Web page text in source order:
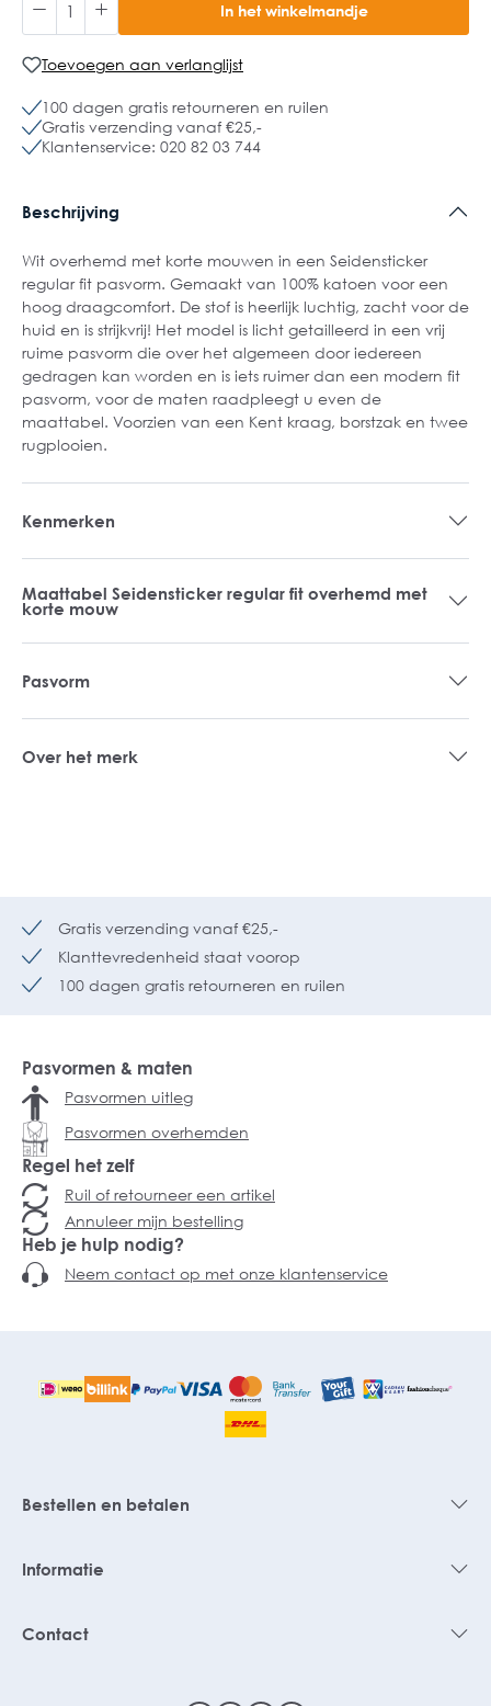
In het winkelmandje
Toevoegen aan verlanglijst
100 dagen gratis retourneren en ruilen
Gratis verzending vanaf €25,-
Klantenservice: 020 82 03 744
Beschrijving
Wit overhemd met korte mouwen in een Seidensticker
regular fit pasvorm. Gemaakt van 100% katoen voor een
hoog draagcomfort. De stof is heerlijk luchtig, zacht voor de
huid en is strijkvrij! Het model is licht getailleerd in een vrij
ruime pasvorm die over het algemeen door iedereen
gedragen kan worden en is iets ruimer dan een modern fit
pasvorm, voor de maten raadpleegt u even de
maattabel. Voorzien van een Kent kraag, borstzak en twee
rugplooien.
Kenmerken
Maattabel Seidensticker regular fit overhemd met
korte mouw
Pasvorm
Over het merk
Gratis verzending vanaf €25,-
Klanttevredenheid staat voorop
100 dagen gratis retourneren en ruilen
Pasvormen & maten
Pasvormen uitleg
Pasvormen overhemden
Regel het zelf
Ruil of retourneer een artikel
Annuleer mijn bestelling
Heb je hulp nodig?
Neem contact op met onze klantenservice
Bestellen en betalen
Informatie
Contact